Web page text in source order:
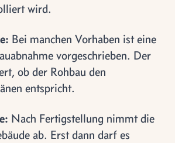
wird.
Bei manchen Vorhaben ist eine
vorgeschrieben. Der
ob der Rohbau den
entspricht.
Nach Fertigstellung nimmt die
ab. Erst dann darf es